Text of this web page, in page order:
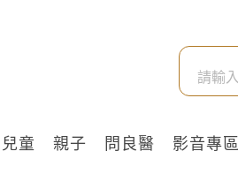
兒童 親子 問良醫 影音專區